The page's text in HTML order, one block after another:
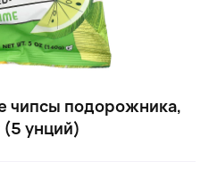
чипсы подорожника,
(5 унций)